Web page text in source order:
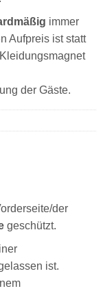
immer
Aufpreis ist statt
der Gäste.
der
geschützt.
ist.